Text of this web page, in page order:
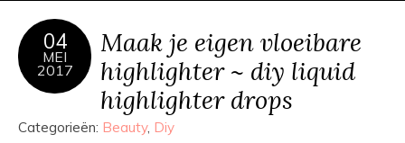
04
MEI
2017
Maak je eigen vloeibare
highlighter ~ diy liquid
highlighter drops
Categorieën: Beauty, Diy